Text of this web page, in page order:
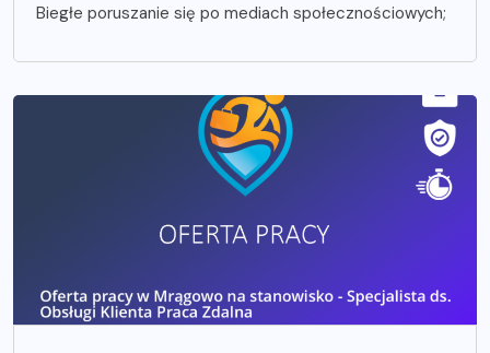
Biegłe poruszanie się po mediach społecznościowych;